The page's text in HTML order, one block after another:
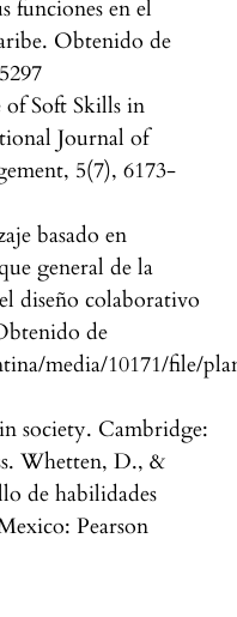
funciones en el
Obtenido de
of Soft Skills in
Journal of
5(7), 6173-
basado en
general de la
diseño colaborativo
de
media/10171/file/
society. Cambridge:
Whetten, D., &
de habilidades
Pearson